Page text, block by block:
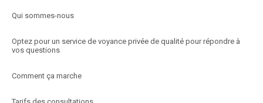
Qui sommes-nous
Optez pour un service de voyance privée de qualité pour répondre à
vos questions
Comment ça marche